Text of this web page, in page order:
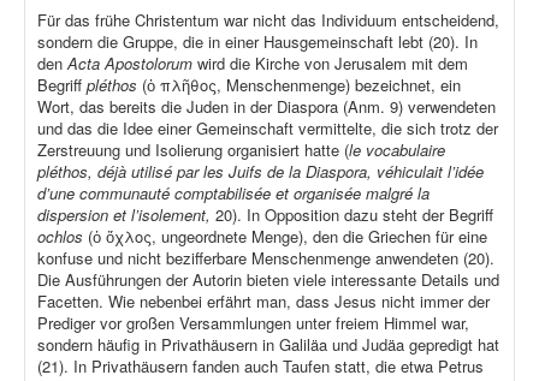
Für das frühe Christentum war nicht das Individuum entscheidend,
sondern die Gruppe, die in einer Hausgemeinschaft lebt (20). In
denActa Apostolorum wird die Kirche von Jerusalem mit dem
Begriff pléthos (ὁ πλῆθος, Menschenmenge) bezeichnet, ein
Wort, das bereits die Juden in der Diaspora (Anm. 9) verwendeten
und das die Idee einer Gemeinschaft vermittelte, die sich trotz der
Zerstreuung und Isolierung organisiert hatte (le vocabulaire
pléthos, déjà utilisé par les Juifs de la Diaspora, véhiculait l’idée
d’une communauté comptabilisée et organisée malgré la
dispersion et l’isolement, 20). In Opposition dazu steht der Begriff
ochlos (ὁ ὄχλος, ungeordnete Menge), den die Griechen für eine
konfuse und nicht bezifferbare Menschenmenge anwendeten (20).
Die Ausführungen der Autorin bieten viele interessante Details und
Facetten. Wie nebenbei erfährt man, dass Jesus nicht immer der
Prediger vor großen Versammlungen unter freiem Himmel war,
sondern häufig in Privathäusern in Galiläa und Judäa gepredigt hat
(21). In Privathäusern fanden auch Taufen statt, die etwa Petrus